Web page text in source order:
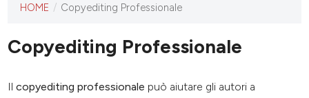
This
has not
published
issues.
HOME / Copyediting Professionale
Copyediting Professionale
Ilcopyediting professionale può aiutare gli autori a